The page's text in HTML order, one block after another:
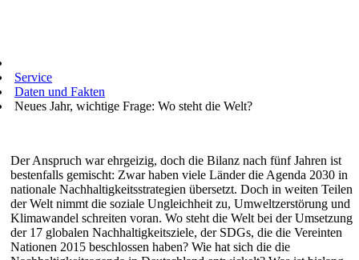
Service
Daten und Fakten
Neues Jahr, wichtige Frage: Wo steht die Welt?
Der Anspruch war ehrgeizig, doch die Bilanz nach fünf Jahren ist
bestenfalls gemischt: Zwar haben viele Länder die Agenda 2030 in
nationale Nachhaltigkeitsstrategien übersetzt. Doch in weiten Teilen
der Welt nimmt die soziale Ungleichheit zu, Umweltzerstörung und
Klimawandel schreiten voran. Wo steht die Welt bei der Umsetzung
der 17 globalen Nachhaltigkeitsziele, der SDGs, die die Vereinten
Nationen 2015 beschlossen haben? Wie hat sich die die